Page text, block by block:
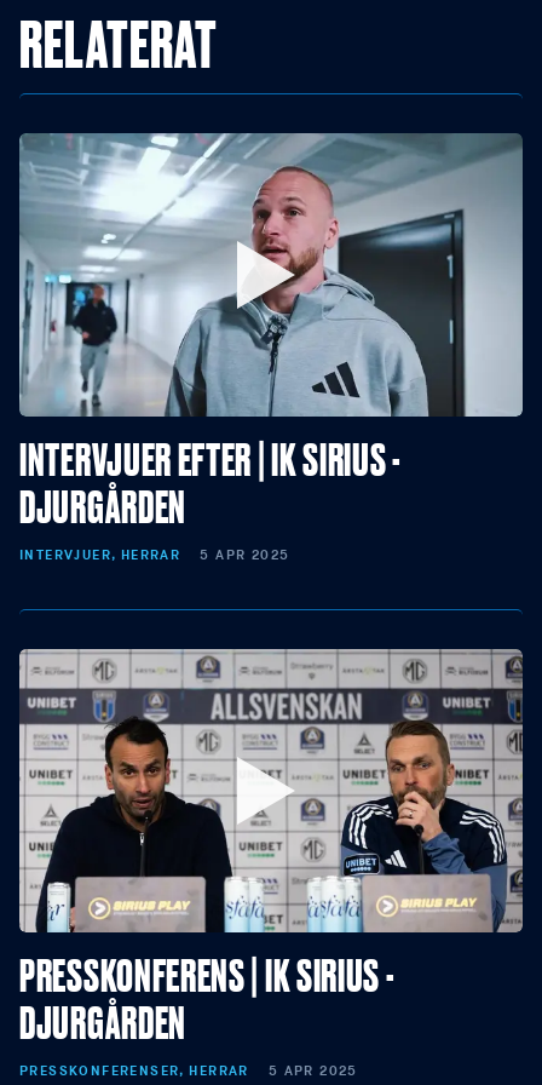
RELATERAT
INTERVJUER EFTER | IK SIRIUS -
DJURGÅRDEN
INTERVJUER, HERRAR 5 APR 2025
PRESSKONFERENS | IK SIRIUS -
DJURGÅRDEN
PRESSKONFERENSER, HERRAR 5 APR 2025